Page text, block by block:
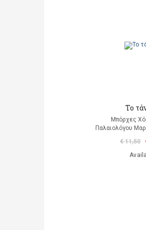
Το
Μπόρχες
Παλαιολόγου
€ 11,50